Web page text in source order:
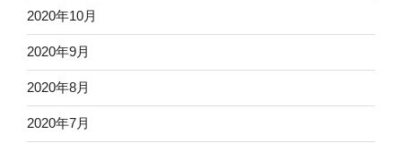
2020年10月
2020年9月
2020年8月
2020年7月